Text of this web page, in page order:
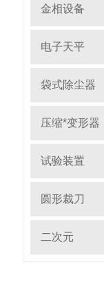
金相设备
电子天平
袋式除尘器
压缩*变形器
试验装置
圆形裁刀
二次元